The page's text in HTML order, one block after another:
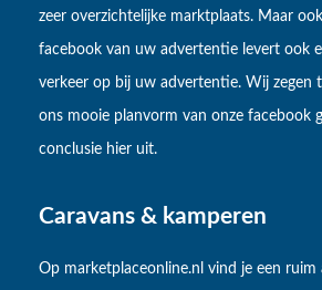
zeer overzichtelijke marktplaats. Maar
facebook van uw advertentie levert ook
verkeer op bij uw advertentie. Wij zegen
ons mooie planvorm van onze facebook
conclusie hier uit.
Caravans & kamperen
Op marketplaceonline.nl vind je een ruim